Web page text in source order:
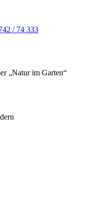
/ 74 333
„Natur im Garten“